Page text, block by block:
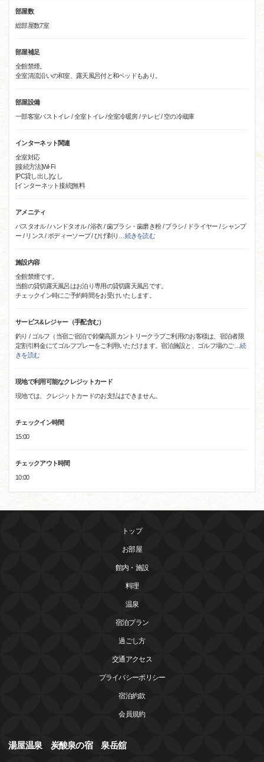
部屋数
総部屋数7室
部屋補足
全館禁煙。
全室清流沿いの和室、露天風呂付と和ベッドもあり。
部屋設備
一部客室バストイレ / 全室トイレ /全室冷暖房 / テレビ / 空の冷蔵庫
インターネット関連
全室対応
[接続方法]Wi-Fi
[PC貸し出し]なし
[インターネット接続]無料
アメニティ
バスタオル / ハンドタオル / 浴衣 / 歯ブラシ・歯磨き粉 / ブラシ / ドライヤー / シャンプ
ー / リンス / ボディーソープ / ひげ剃り
続きを読む
施設内容
全館禁煙です。
当館の貸切露天風呂はお泊り専用の貸切露天風呂です。
チェックイン時にご予約時間をお受けいたします。
サービス&レジャー（手配含む）
釣り / ゴルフ（当宿ご宿泊で鈴蘭高原カントリークラブご利用のお客様は、宿泊者限
定割引料金にてゴルフプレーをご利用いただけます。宿泊施設と、ゴルフ場のご…続
きを読む
現地で利用可能なクレジットカード
現地では、クレジットカードのお支払はできません。
チェックイン時間
15:00
チェックアウト時間
10:00
トップ
お部屋
館内・施設
料理
温泉
宿泊プラン
過ごし方
交通アクセス
プライバシーポリシー
宿泊約款
会員規約
湯屋温泉 炭酸泉の宿 泉岳舘